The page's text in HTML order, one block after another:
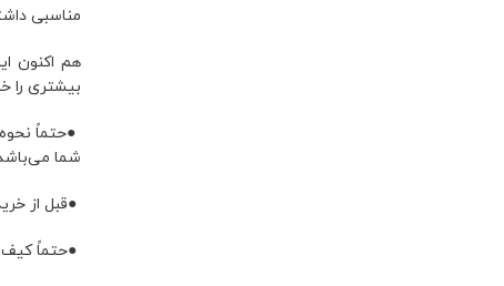
مناسبی
هم اکنون
بیشتری را
●حتماً
شما
●قبل از
●حتماً کیف